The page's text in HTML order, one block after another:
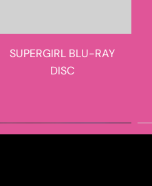
SUPERGIRL BLU-RAY
DISC
novità in arrivo